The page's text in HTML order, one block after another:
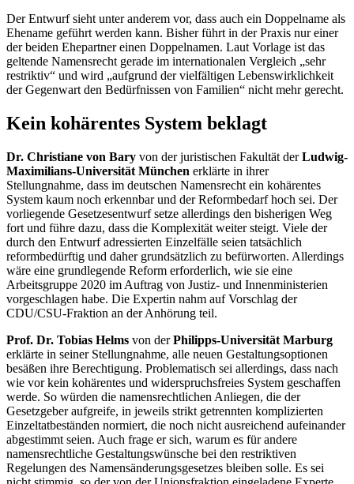
Der Entwurf sieht unter anderem vor, dass auch ein Doppelname als
Ehename geführt werden kann. Bisher führt in der Praxis nur einer
der beiden Ehepartner einen Doppelnamen. Laut Vorlage ist das
geltende Namensrecht gerade im internationalen Vergleich „sehr
restriktiv“ und wird „aufgrund der vielfältigen Lebenswirklichkeit
der Gegenwart den Bedürfnissen von Familien“ nicht mehr gerecht.
Kein kohärentes System beklagt
Dr. Christiane von Bary von der juristischen Fakultät derLudwig-
Maximilians-Universität München erklärte in ihrer
Stellungnahme, dass im deutschen Namensrecht ein kohärentes
System kaum noch erkennbar und der Reformbedarf hoch sei. Der
vorliegende Gesetzesentwurf setze allerdings den bisherigen Weg
fort und führe dazu, dass die Komplexität weiter steigt. Viele der
durch den Entwurf adressierten Einzelfälle seien tatsächlich
reformbedürftig und daher grundsätzlich zu befürworten. Allerdings
wäre eine grundlegende Reform erforderlich, wie sie eine
Arbeitsgruppe 2020 im Auftrag von Justiz- und Innenministerien
vorgeschlagen habe. Die Expertin nahm auf Vorschlag der
CDU/CSU-Fraktion an der Anhörung teil.
Prof. Dr. Tobias Helms von derPhilipps-Universität Marburg
erklärte in seiner Stellungnahme, alle neuen Gestaltungsoptionen
besäßen ihre Berechtigung. Problematisch sei allerdings, dass nach
wie vor kein kohärentes und widerspruchsfreies System geschaffen
werde. So würden die namensrechtlichen Anliegen, die der
Gesetzgeber aufgreife, in jeweils strikt getrennten komplizierten
Einzeltatbeständen normiert, die noch nicht ausreichend aufeinander
abgestimmt seien. Auch frage er sich, warum es für andere
namensrechtliche Gestaltungswünsche bei den restriktiven
Regelungen des Namensänderungsgesetzes bleiben solle. Es sei